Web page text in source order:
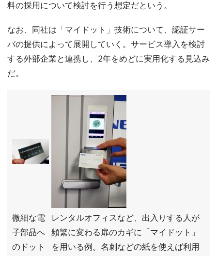
料の採用について検討を行う想定だという。
なお、同社は「マイドット」技術について、認証サー
バの提供によって展開していく。サービス導入を検討
する外部企業と連携し、2年をめどに実用化する見込み
だ。
微細な電
子部品へ
のドット
レンタルオフィスなど、出入りする人が
頻繁に変わる扉のカギに「マイドット」
を用いる例。名刺などの紙を使えば利用